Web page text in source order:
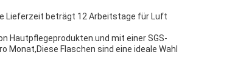
Lieferzeit beträgt 12 Arbeitstage für Luft
Hautpflegeprodukten.und mit einer SGS-
Flaschen sind eine ideale Wahl